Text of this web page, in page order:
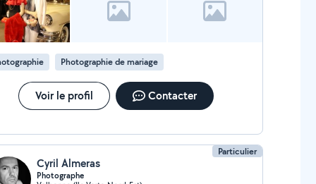
Photographie de mariage
Voir le profil Contacter
Particulier
Cyril Almeras
Photographe